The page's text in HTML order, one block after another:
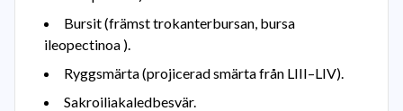
Bursit (främst trokanterbursan, bursa
ileopectinoa ).
Ryggsmärta (projicerad smärta från LIII–LIV).
Sakroiliakaledbesvär.